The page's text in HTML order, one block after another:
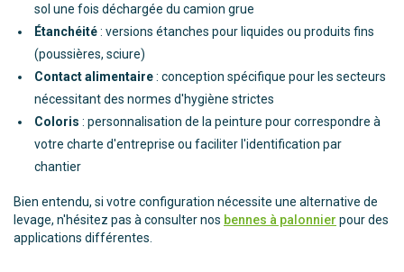
sol une fois déchargée du camion grue
Étanchéité: versions étanches pour liquides ou produits fins
(poussières, sciure)
Contact alimentaire: conception spécifique pour les secteurs
nécessitant des normes d'hygiène strictes
Coloris : personnalisation de la peinture pour correspondre à
votre charte d'entreprise ou faciliter l'identification par
chantier
Bien entendu, si votre configuration nécessite une alternative de
levage, n'hésitez pas à consulter nos bennes à palonnier pour des
applications différentes.